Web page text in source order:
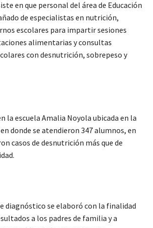
en que personal del área de Educación
de especialistas en nutrición,
escolares para impartir sesiones
alimentarias y consultas
con desnutrición, sobrepeso y
la escuela Amalia Noyola ubicada en la
donde se atendieron 347 alumnos, en
casos de desnutrición más que de
diagnóstico se elaboró con la finalidad
a los padres de familia y a